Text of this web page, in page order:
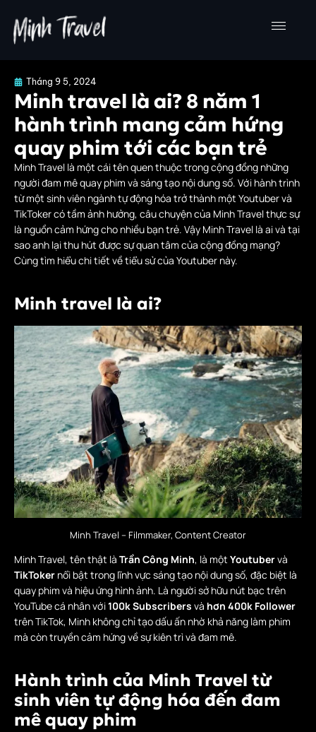
nội
Tháng 9 5, 2024
Minh travel là ai? 8 năm 1
hành trình mang cảm hứng
quay phim tới các bạn trẻ
Minh Travel là một cái tên quen thuộc trong cộng đồng những
người đam mê quay phim và sáng tạo nội dung số. Với hành trình
từ một sinh viên ngành tự động hóa trở thành một Youtuber và
TikToker có tầm ảnh hưởng, câu chuyện của Minh Travel thực sự
là nguồn cảm hứng cho nhiều bạn trẻ. Vậy Minh Travel là ai và tại
sao anh lại thu hút được sự quan tâm của cộng đồng mạng?
Cùng tìm hiểu chi tiết về tiểu sử của Youtuber này.
Minh travel là ai?
Minh Travel – Filmmaker, Content Creator
Minh Travel, tên thật là Trần Công Minh, là một Youtubervà
TikToker nổi bật trong lĩnh vực sáng tạo nội dung số, đặc biệt là
quay phim và hiệu ứng hình ảnh. Là người sở hữu nút bạc trên
YouTube cá nhân với100k Subscribers và hơn 400k Follower
trên TikTok, Minh không chỉ tạo dấu ấn nhờ khả năng làm phim
mà còn truyền cảm hứng về sự kiên trì và đam mê.
Hành trình của Minh Travel từ
sinh viên tự động hóa đến đam
mê quay phim